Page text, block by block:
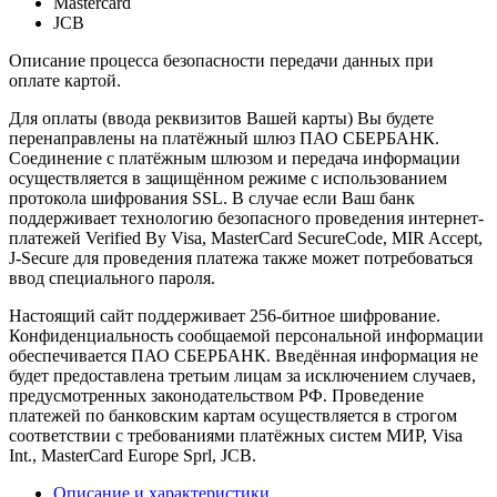
JCB
Описание процесса безопасности передачи данных при
оплате картой.
Для оплаты (ввода реквизитов Вашей карты) Вы будете
перенаправлены на платёжный шлюз ПАО СБЕРБАНК.
Соединение с платёжным шлюзом и передача информации
осуществляется в защищённом режиме с использованием
протокола шифрования SSL. В случае если Ваш банк
поддерживает технологию безопасного проведения интернет-
платежей Verified By Visa, MasterCard SecureCode, MIR Accept,
J-Secure для проведения платежа также может потребоваться
ввод специального пароля.
Настоящий сайт поддерживает 256-битное шифрование.
Конфиденциальность сообщаемой персональной информации
обеспечивается ПАО СБЕРБАНК. Введённая информация не
будет предоставлена третьим лицам за исключением случаев,
предусмотренных законодательством РФ. Проведение
платежей по банковским картам осуществляется в строгом
соответствии с требованиями платёжных систем МИР, Visa
Int., MasterCard Europe Sprl, JCB.
Описание и характеристики